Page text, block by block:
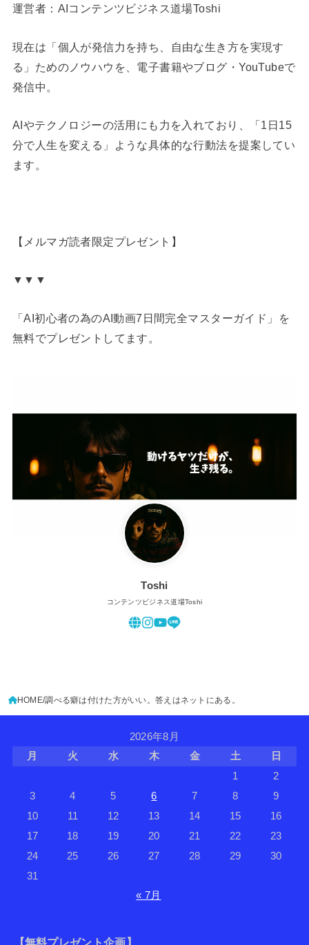
運営者：AIコンテンツビジネス道場Toshi
現在は「個人が発信力を持ち、自由な生き方を実現す
る」ためのノウハウを、電子書籍やブログ・YouTubeで
発信中。
AIやテクノロジーの活用にも力を入れており、「1日15
分で人生を変える」ような具体的な行動法を提案してい
ます。
【メルマガ読者限定プレゼント】
▼▼▼
「AI初心者の為のAI動画7日間完全マスターガイド」を
無料でプレゼントしてます。
Toshi
コンテンツビジネス道場Toshi
HOME 調べる癖は付けた方がいい。答えはネットにある。
2026年8月
月
火 水 木 金 土
日
1
2
3
4 5 6 7 8
9
10
11 12 13 14 15
16
17
18 19 20 21 22
23
24
25 26 27 28 29
30
31
« 7月
【無料プレゼント企画】